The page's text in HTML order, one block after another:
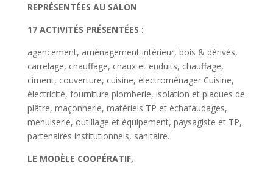
REPRÉSENTÉES AU SALON
17 ACTIVITÉS PRÉSENTÉES :
agencement, aménagement intérieur, bois & dérivés,
carrelage, chauffage, chaux et enduits, chauffage,
ciment, couverture, cuisine, électroménager Cuisine,
électricité, fourniture plomberie, isolation et plaques de
plâtre, maçonnerie, matériels TP et échafaudages,
menuiserie, outillage et équipement, paysagiste et TP,
partenaires institutionnels, sanitaire.
LE MODÈLE COOPÉRATIF,